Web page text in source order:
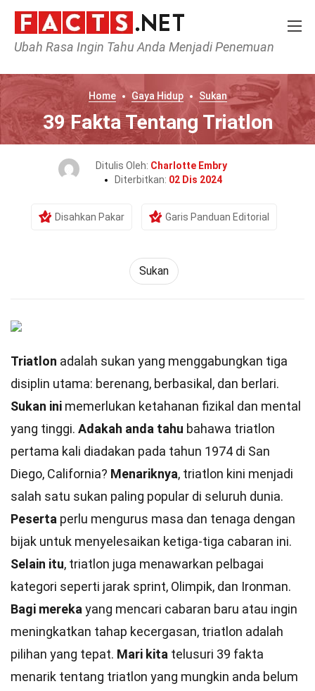
Ubah Rasa Ingin Tahu Anda Menjadi Penemuan
Home Gaya Hidup Sukan
39 Fakta Tentang Triatlon
Ditulis Oleh: Charlotte Embry
Diterbitkan: 02 Dis 2024
Disahkan Pakar Garis Panduan Editorial
Sukan
Triatlon adalah sukan yang menggabungkan tiga
disiplin utama: berenang, berbasikal, dan berlari.
Sukan ini memerlukan ketahanan fizikal dan mental
yang tinggi. Adakah anda tahu bahawa triatlon
pertama kali diadakan pada tahun 1974 di San
Diego, California? Menariknya, triatlon kini menjadi
salah satu sukan paling popular di seluruh dunia.
Peserta perlu mengurus masa dan tenaga dengan
bijak untuk menyelesaikan ketiga-tiga cabaran ini.
Selain itu, triatlon juga menawarkan pelbagai
kategori seperti jarak sprint, Olimpik, dan Ironman.
Bagi mereka yang mencari cabaran baru atau ingin
meningkatkan tahap kecergasan, triatlon adalah
pilihan yang tepat. Mari kita telusuri 39 fakta
menarik tentang triatlon yang mungkin anda belum